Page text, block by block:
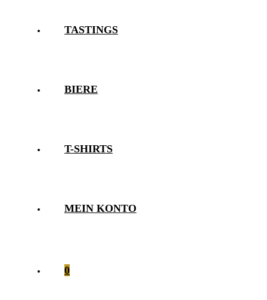
TASTINGS
BIERE
T-SHIRTS
MEIN KONTO
0